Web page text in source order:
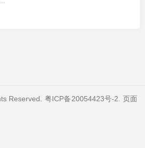
Reserved. 粤ICP备20054423号-2 . 页面